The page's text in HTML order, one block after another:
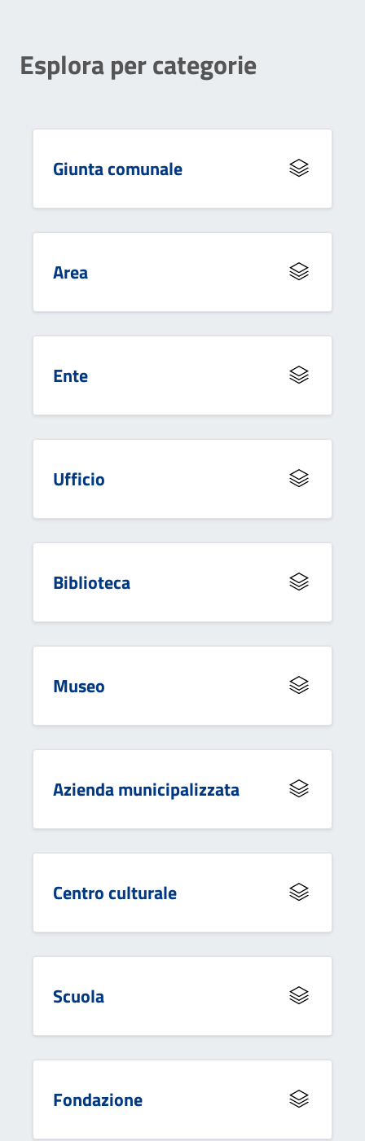
Esplora per categorie
Giunta comunale
Area
Ente
Ufficio
Biblioteca
Museo
Azienda municipalizzata
Centro culturale
Scuola
Fondazione